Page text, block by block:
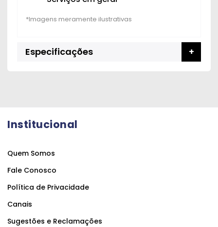
Especificações
Institucional
Quem Somos
Fale Conosco
Política de Privacidade
Canais
Sugestões e Reclamações